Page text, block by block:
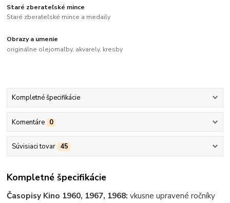
Staré zberateľské mince
Staré zberateľské mince a medaily
Obrazy a umenie
originálne olejomaľby, akvarely, kresby
Kompletné špecifikácie
Komentáre 0
Súvisiaci tovar 45
Kompletné špecifikácie
Časopisy Kino 1960, 1967, 1968:vkusne upravené ročníky